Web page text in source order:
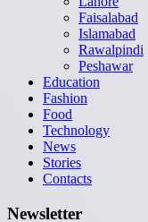
Faisalabad
Islamabad
Rawalpindi
Peshawar
Education
Fashion
Food
Technology
News
Stories
Contacts
Newsletter